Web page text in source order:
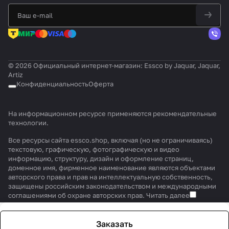
Заказать
© 2026 Официальный интернет-магазин: Essco by Jaquar, Jaquar,
Artiz
КонфиденциальностьОферта
На информационном ресурсе применяются рекомендательные
технологии.
Все ресурсы сайта essco.shop, включая (но не ограничиваясь)
текстовую, графическую, фотографическую и видео
информацию, структуру, дизайн и оформление страниц,
доменное имя, фирменное наименование являются объектами
авторского права и прав на интеллектуальную собственность,
защищены российским законодательством и международными
соглашениями об охране авторских прав. Читать далее